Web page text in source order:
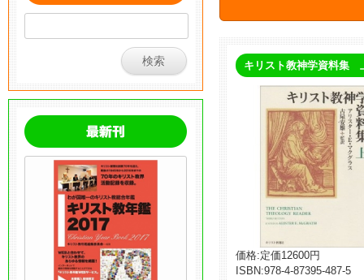
キリスト教神学資料集
価格:定価12600円
ISBN:978-4-87395-487-5